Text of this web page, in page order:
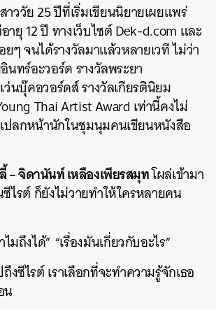
ววัย 25 ปีที่เริ่มเขียนนิยายเผยแพร่
ยุ 12 ปี ทางเว็บไซต์ Dek-d.com และ
ยๆ จนได้รางวัลมาแล้วหลายเวที ไม่ว่า
นทร์อะวอร์ด รางวัลพระยา
ว่นบุ๊คอวอร์ดส์ รางวัลเกียรตินิยม
Thai Artist Award เท่านี้คงไม่
ปลกหน้านักในชุมนุมคนเขียนหนังสือ
ลี้ – จิดานันท์ เหลืองเพียรสมุทโผล่เข้ามา
ไรต์ ก็ยังไม่วายทำให้ใครหลายคน
ไมถึงได้” “เรื่องมันเกี่ยวกับอะไร”
งซีไรต์ เราเลือกที่จะทำความรู้จักเธอ
น